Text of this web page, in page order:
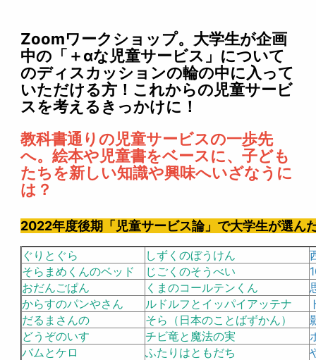
Zoomワークショップ。大学生が企画
中の「＋αな児童サービス」について
のディスカッションの輪の中に入って
いただける方！これからの児童サービ
スを考えるきっかけに！
教科書通りの児童サービスの一歩先
へ。絵本や児童書をベースに、子ども
たちを新しい知識や興味へいざなうに
は？
2022年度後期「児童サービス論」で大学生が選ん
ぐりとぐら しずくのぼうけん
そらまめくんのベッド
じごくのそうべい
おだんごぱん
くまのコールテンくん
からすのパンやさん
ルドルフとイッパイアッテナ
だるまさんの
そら（日本のことばずかん）
どうぞのいす
チビ竜と魔法の実
バムとケロ
ふたりはともだち